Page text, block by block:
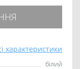
характеристики
білий